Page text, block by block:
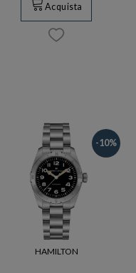
Acquista
-10%
HAMILTON